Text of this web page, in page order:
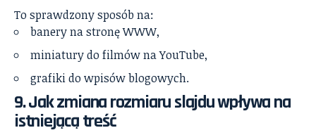
To sprawdzony sposób na:
banery na stronę WWW,
miniatury do filmów na YouTube,
grafiki do wpisów blogowych.
9. Jak zmiana rozmiaru slajdu wpływa na
istniejącą treść